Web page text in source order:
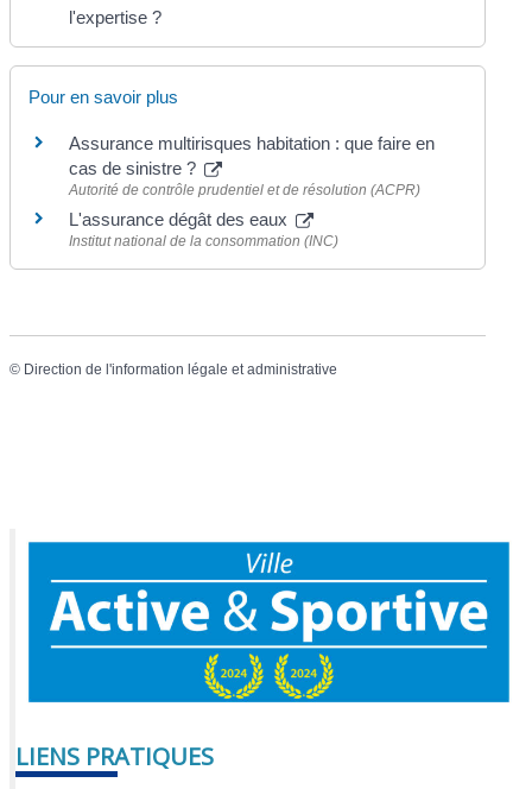
l'expertise ?
Pour en savoir plus
Assurance multirisques habitation : que faire en
cas de sinistre ?
Autorité de contrôle prudentiel et de résolution (ACPR)
L'assurance dégât des eaux
Institut national de la consommation (INC)
© Direction de l'information légale et administrative
LIENS PRATIQUES